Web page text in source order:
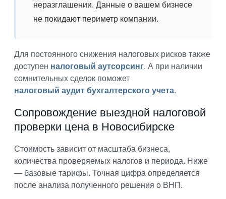
неразглашении. Данные о вашем бизнесе
не покидают периметр компании.
Для постоянного снижения налоговых рисков также
доступен налоговый аутсорсинг. А при наличии
сомнительных сделок поможет
налоговый аудит бухгалтерского учета.
Сопровождение выездной налоговой
проверки цена в Новосибирске
Стоимость зависит от масштаба бизнеса,
количества проверяемых налогов и периода. Ниже
— базовые тарифы. Точная цифра определяется
после анализа полученного решения о ВНП.